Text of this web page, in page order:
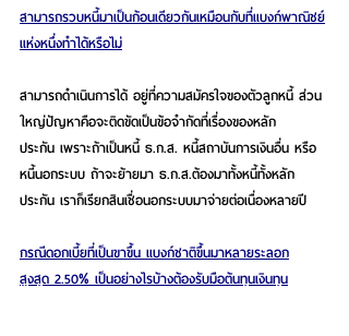
สามารถรวบหนี้มาเป็นก้อนเดียวกันเหมือนกับที่แบงก์พาณิชย์
แห่งหนึ่งทำได้หรือไม่
สามารถดำเนินการได้ อยู่ที่ความสมัครใจของตัวลูกหนี้ ส่วน
ใหญ่ปัญหาคือจะติดขัดเป็นข้อจำกัดที่เรื่องของหลัก
ประกัน เพราะถ้าเป็นหนี้ ธ.ก.ส. หนี้สถาบันการเงินอื่น หรือ
หนี้นอกระบบ ถ้าจะย้ายมา ธ.ก.ส.ต้องมาทั้งหนี้ทั้งหลัก
ประกัน เราก็เรียกสินเชื่อนอกระบบมาจ่ายต่อเนื่องหลายปี
กรณีดอกเบี้ยที่เป็นขาขึ้น แบงก์ชาติขึ้นมาหลายระลอก
สูงสุด 2.50% เป็นอย่างไรบ้างต้องรับมือต้นทุนเงินทุน